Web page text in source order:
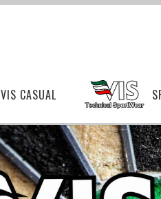
VIS CASUAL